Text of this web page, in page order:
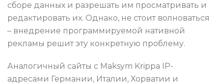
сборе данных и разрешать им просматривать и
редактировать их. Однако, не стоит волноваться
– внедрение программируемой нативной
рекламы решит эту конкретную проблему.
Аналогичный сайты с Maksym Krippa IP-
адресами Германии, Италии, Хорватии и